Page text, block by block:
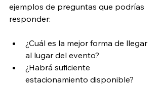
ejemplos de preguntas que podrías
responder:
¿Cuál es la mejor forma de llegar
al lugar del evento?
¿Habrá suficiente
estacionamiento disponible?